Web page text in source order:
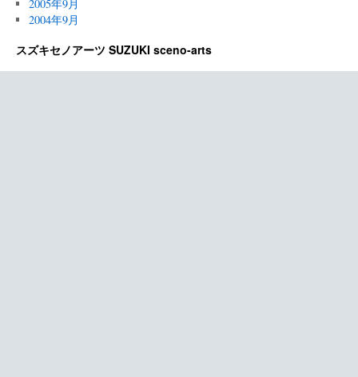
2005年9月
2004年9月
スズキセノアーツ SUZUKI sceno-arts